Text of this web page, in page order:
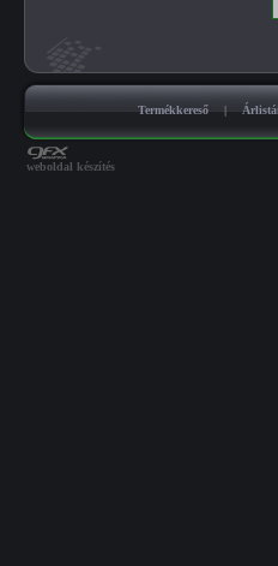
Termékkereső |
weboldal készítés